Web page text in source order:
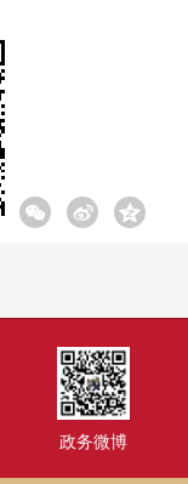
政务微博